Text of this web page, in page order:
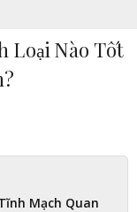
Loại Nào Tốt
Mạch Quan